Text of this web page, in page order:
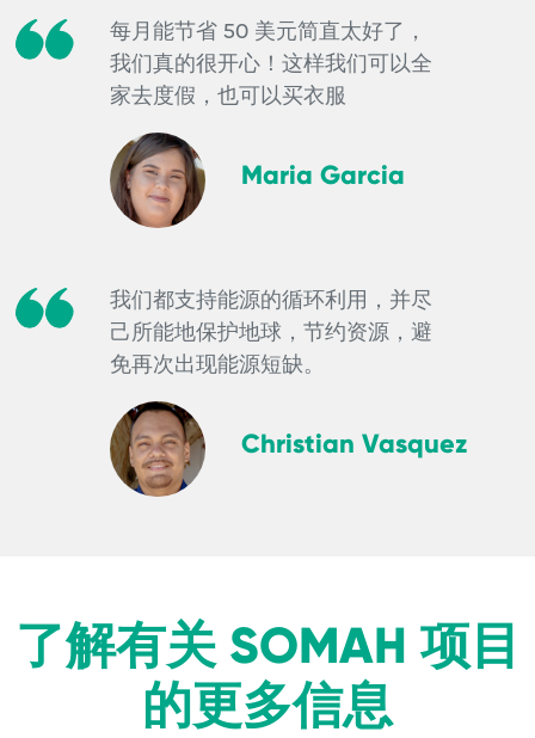
每月能节省 50 美元简直太好了，
我们真的很开心！这样我们可以全
家去度假，也可以买衣服
Maria Garcia
我们都支持能源的循环利用，并尽
己所能地保护地球，节约资源，避
免再次出现能源短缺。
Christian Vasquez
了解有关 SOMAH 项目
的更多信息